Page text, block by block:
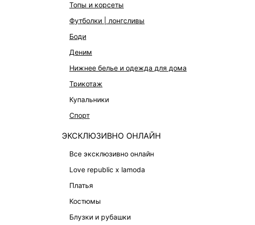
топы и корсеты
футболки | лонгсливы
боди
деним
нижнее белье и одежда для дома
трикотаж
купальники
спорт
ЭКСКЛЮЗИВНО ОНЛАЙН
все эксклюзивно онлайн
love republic x lamoda
платья
костюмы
блузки и рубашки
ЭКСКЛЮЗИВНО ОНЛАЙН
АКСЕССУАРЫ И УКРАШЕНИЯ
ФИНАЛЬНАЯ РАСПРОДАЖА
ПОДАРОЧНЫЕ СЕРТИФИКАТЫ
БАЛЬЗАМЫ-ТИНТЫ
АРОМАТЫ
ЛИМИТИРОВАННЫЕ КОЛЛЕКЦИИ
КАПСУЛЬНЫЙ ГАРДЕРОБ
В ОТТЕНКАХ СЕРОГО
LOVE REPUBLIC MAISON